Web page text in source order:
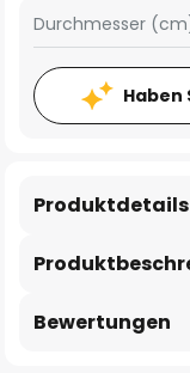
Durchmesser
Haben
Produktdetails
Bewertungen